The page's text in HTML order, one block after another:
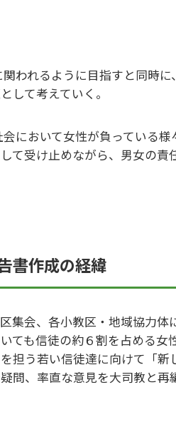
われるように目指すと同時
して考えていく。
において女性が負っている
て受け止めながら、男女の
書作成の経緯
集会、各小教区・地域協力体
ても信徒の約６割を占める
担う若い信徒達に向けて「
問、率直な意見を大司教と